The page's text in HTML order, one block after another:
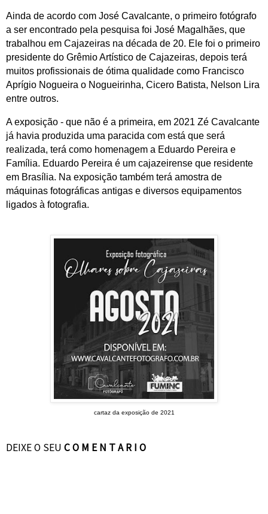
Ainda de acordo com José Cavalcante, o primeiro fotógrafo
a ser encontrado pela pesquisa foi José Magalhães, que
trabalhou em Cajazeiras na década de 20. Ele foi o primeiro
presidente do Grêmio Artístico de Cajazeiras, depois terá
muitos profissionais de ótima qualidade como Francisco
Aprígio Nogueira o Nogueirinha, Cicero Batista, Nelson Lira
entre outros.
A exposição - que não é a primeira, em 2021 Zé Cavalcante
já havia produzida uma paracida com está que será
realizada, terá como homenagem a Eduardo Pereira e
Família. Eduardo Pereira é um cajazeirense que residente
em Brasília. Na exposição também terá amostra de
máquinas fotográficas antigas e diversos equipamentos
ligados à fotografia.
cartaz da exposição de 2021
DEIXE O SEU C O M E N T A R I O